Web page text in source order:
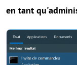
en tant